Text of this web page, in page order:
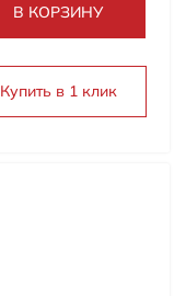
В КОРЗИНУ
Купить в 1 клик